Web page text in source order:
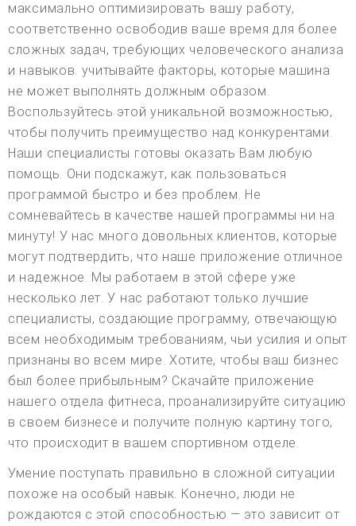
максимально оптимизировать вашу работу,
соответственно освободив ваше время для более
сложных задач, требующих человеческого анализа
и навыков. учитывайте факторы, которые машина
не может выполнять должным образом.
Воспользуйтесь этой уникальной возможностью,
чтобы получить преимущество над конкурентами.
Наши специалисты готовы оказать Вам любую
помощь. Они подскажут, как пользоваться
программой быстро и без проблем. Не
сомневайтесь в качестве нашей программы ни на
минуту! У нас много довольных клиентов, которые
могут подтвердить, что наше приложение отличное
и надежное. Мы работаем в этой сфере уже
несколько лет. У нас работают только лучшие
специалисты, создающие программу, отвечающую
всем необходимым требованиям, чьи усилия и опыт
признаны во всем мире. Хотите, чтобы ваш бизнес
был более прибыльным? Скачайте приложение
нашего отдела фитнеса, проанализируйте ситуацию
в своем бизнесе и получите полную картину того,
что происходит в вашем спортивном отделе.
Умение поступать правильно в сложной ситуации
похоже на особый навык. Конечно, люди не
рождаются с этой способностью — это зависит от